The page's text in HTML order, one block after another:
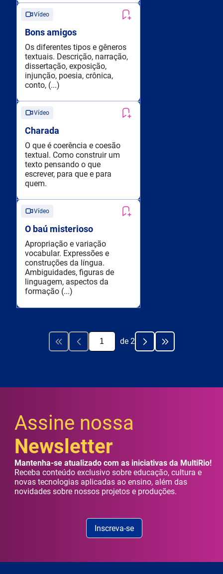
Vídeo
Bons amigos
Os diferentes tipos e gêneros
textuais. Descrição, narração,
dissertação, exposição,
injunção, poesia, crônica,
conto, (...)
Vídeo
Charada
O que é coerência e coesão
textual. Como construir um
texto pensando o que
escrever, para que e para
quem.
Vídeo
O baú misterioso
Apropriação e variação
vocabular. Expressões e
construções da língua.
Ambiguidades, figuras de
linguagem, aspectos da
formação (...)
de 2
Assine nossa
Newsletter
Mantenha-se atualizado com as iniciativas da MultiRio!
Receba conteúdo exclusivo sobre educação, cultura e
novas tecnologias aplicadas ao ensino, além das
novidades sobre nossos projetos e produções.
Inscreva-se